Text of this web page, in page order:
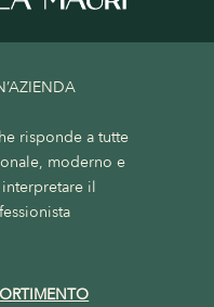
risponde a tutte
moderno e
il